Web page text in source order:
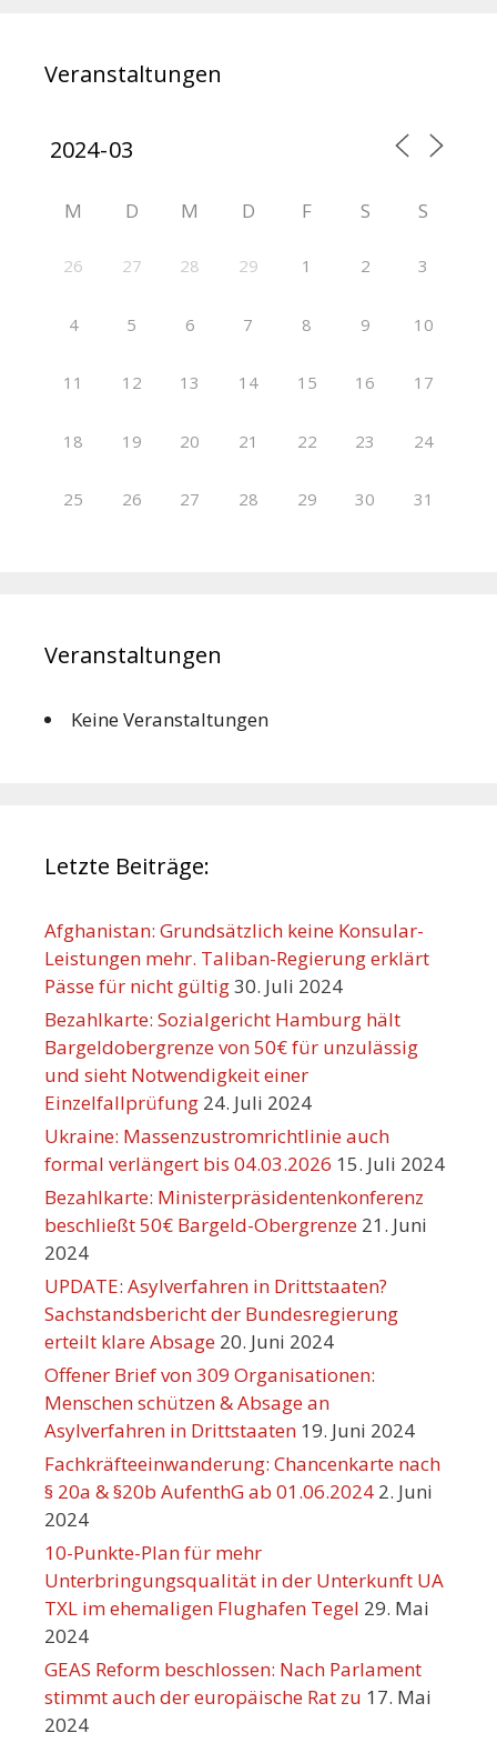
Veranstaltungen
M D M D F S S
26 27 28 29 1 2 3
4 5 6 7 8 9 10
11 12 13 14 15 16 17
18 19 20 21 22 23 24
25 26 27 28 29 30 31
Veranstaltungen
Keine Veranstaltungen
Letzte Beiträge:
Afghanistan: Grundsätzlich keine Konsular-
Leistungen mehr. Taliban-Regierung erklärt
Pässe für nicht gültig30. Juli 2024
Bezahlkarte: Sozialgericht Hamburg hält
Bargeldobergrenze von 50€ für unzulässig
und sieht Notwendigkeit einer
Einzelfallprüfung 24. Juli 2024
Ukraine: Massenzustromrichtlinie auch
formal verlängert bis 04.03.2026 15. Juli 2024
Bezahlkarte: Ministerpräsidentenkonferenz
beschließt 50€ Bargeld-Obergrenze 21. Juni
2024
UPDATE: Asylverfahren in Drittstaaten?
Sachstandsbericht der Bundesregierung
erteilt klare Absage 20. Juni 2024
Offener Brief von 309 Organisationen:
Menschen schützen & Absage an
Asylverfahren in Drittstaaten 19. Juni 2024
Fachkräfteeinwanderung: Chancenkarte nach
§ 20a & §20b AufenthG ab 01.06.2024 2. Juni
2024
10-Punkte-Plan für mehr
Unterbringungsqualität in der Unterkunft UA
TXL im ehemaligen Flughafen Tegel 29. Mai
2024
GEAS Reform beschlossen: Nach Parlament
stimmt auch der europäische Rat zu 17. Mai
2024